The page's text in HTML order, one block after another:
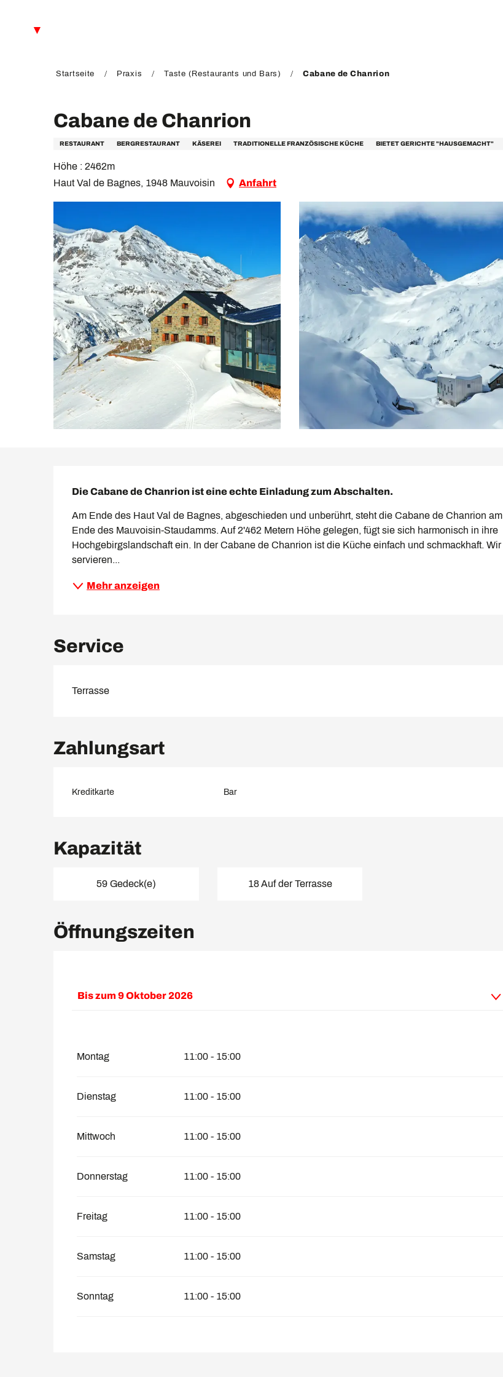
Startseite Praxis Taste (Restaurants und Bars) Cabane de Chanrion
Cabane de Chanrion
RESTAURANT BERGRESTAURANT KÄSEREI TRADITIONELLE FRANZÖSISCHE KÜCHE BIETET GERICHTE "HAUSGEMACHT"
Höhe : 2462m
Haut Val de Bagnes, 1948 Mauvoisin
Anfahrt
Die Cabane de Chanrion ist eine echte Einladung zum Abschalten.
Am Ende des Haut Val de Bagnes, abgeschieden und unberührt, steht die Cabane de Chanrion am
Ende des Mauvoisin-Staudamms. Auf 2'462 Metern Höhe gelegen, fügt sie sich harmonisch in ihre
Hochgebirgslandschaft ein. In der Cabane de Chanrion ist die Küche einfach und schmackhaft. Wir
servieren...
Mehr anzeigen
Service
Terrasse
Zahlungsart
Kreditkarte Bar
Kapazität
59 Gedeck(e) 18 Auf der Terrasse
Öffnungszeiten
Bis zum 9 Oktober 2026
Montag 11:00 - 15:00
Dienstag 11:00 - 15:00
Mittwoch 11:00 - 15:00
Donnerstag 11:00 - 15:00
Freitag 11:00 - 15:00
Samstag 11:00 - 15:00
Sonntag 11:00 - 15:00